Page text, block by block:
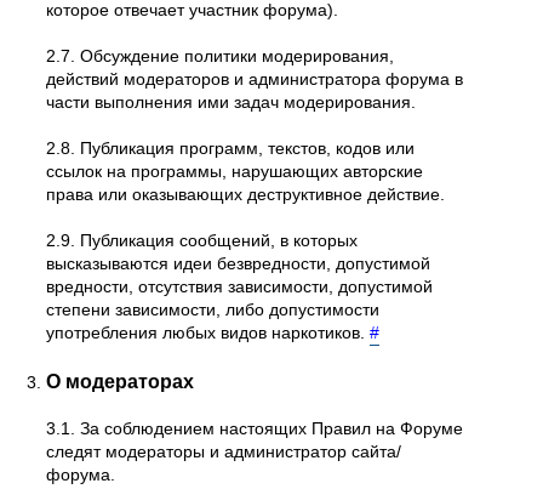
которое отвечает участник форума).
2.7. Обсуждение политики модерирования,
действий модеpатоpов и администратора форума в
части выполнения ими задач модерирования.
2.8. Публикация программ, текстов, кодов или
ссылок на программы, нарушающих авторские
права или оказывающих деструктивное действие.
2.9. Публикация сообщений, в которых
высказываются идеи безвредности, допустимой
вредности, отсутствия зависимости, допустимой
степени зависимости, либо допустимости
употребления любых видов наркотиков.#
О модераторах
3.1. За соблюдением настоящих Правил на Форуме
следят модераторы и администратор сайта/
форума.